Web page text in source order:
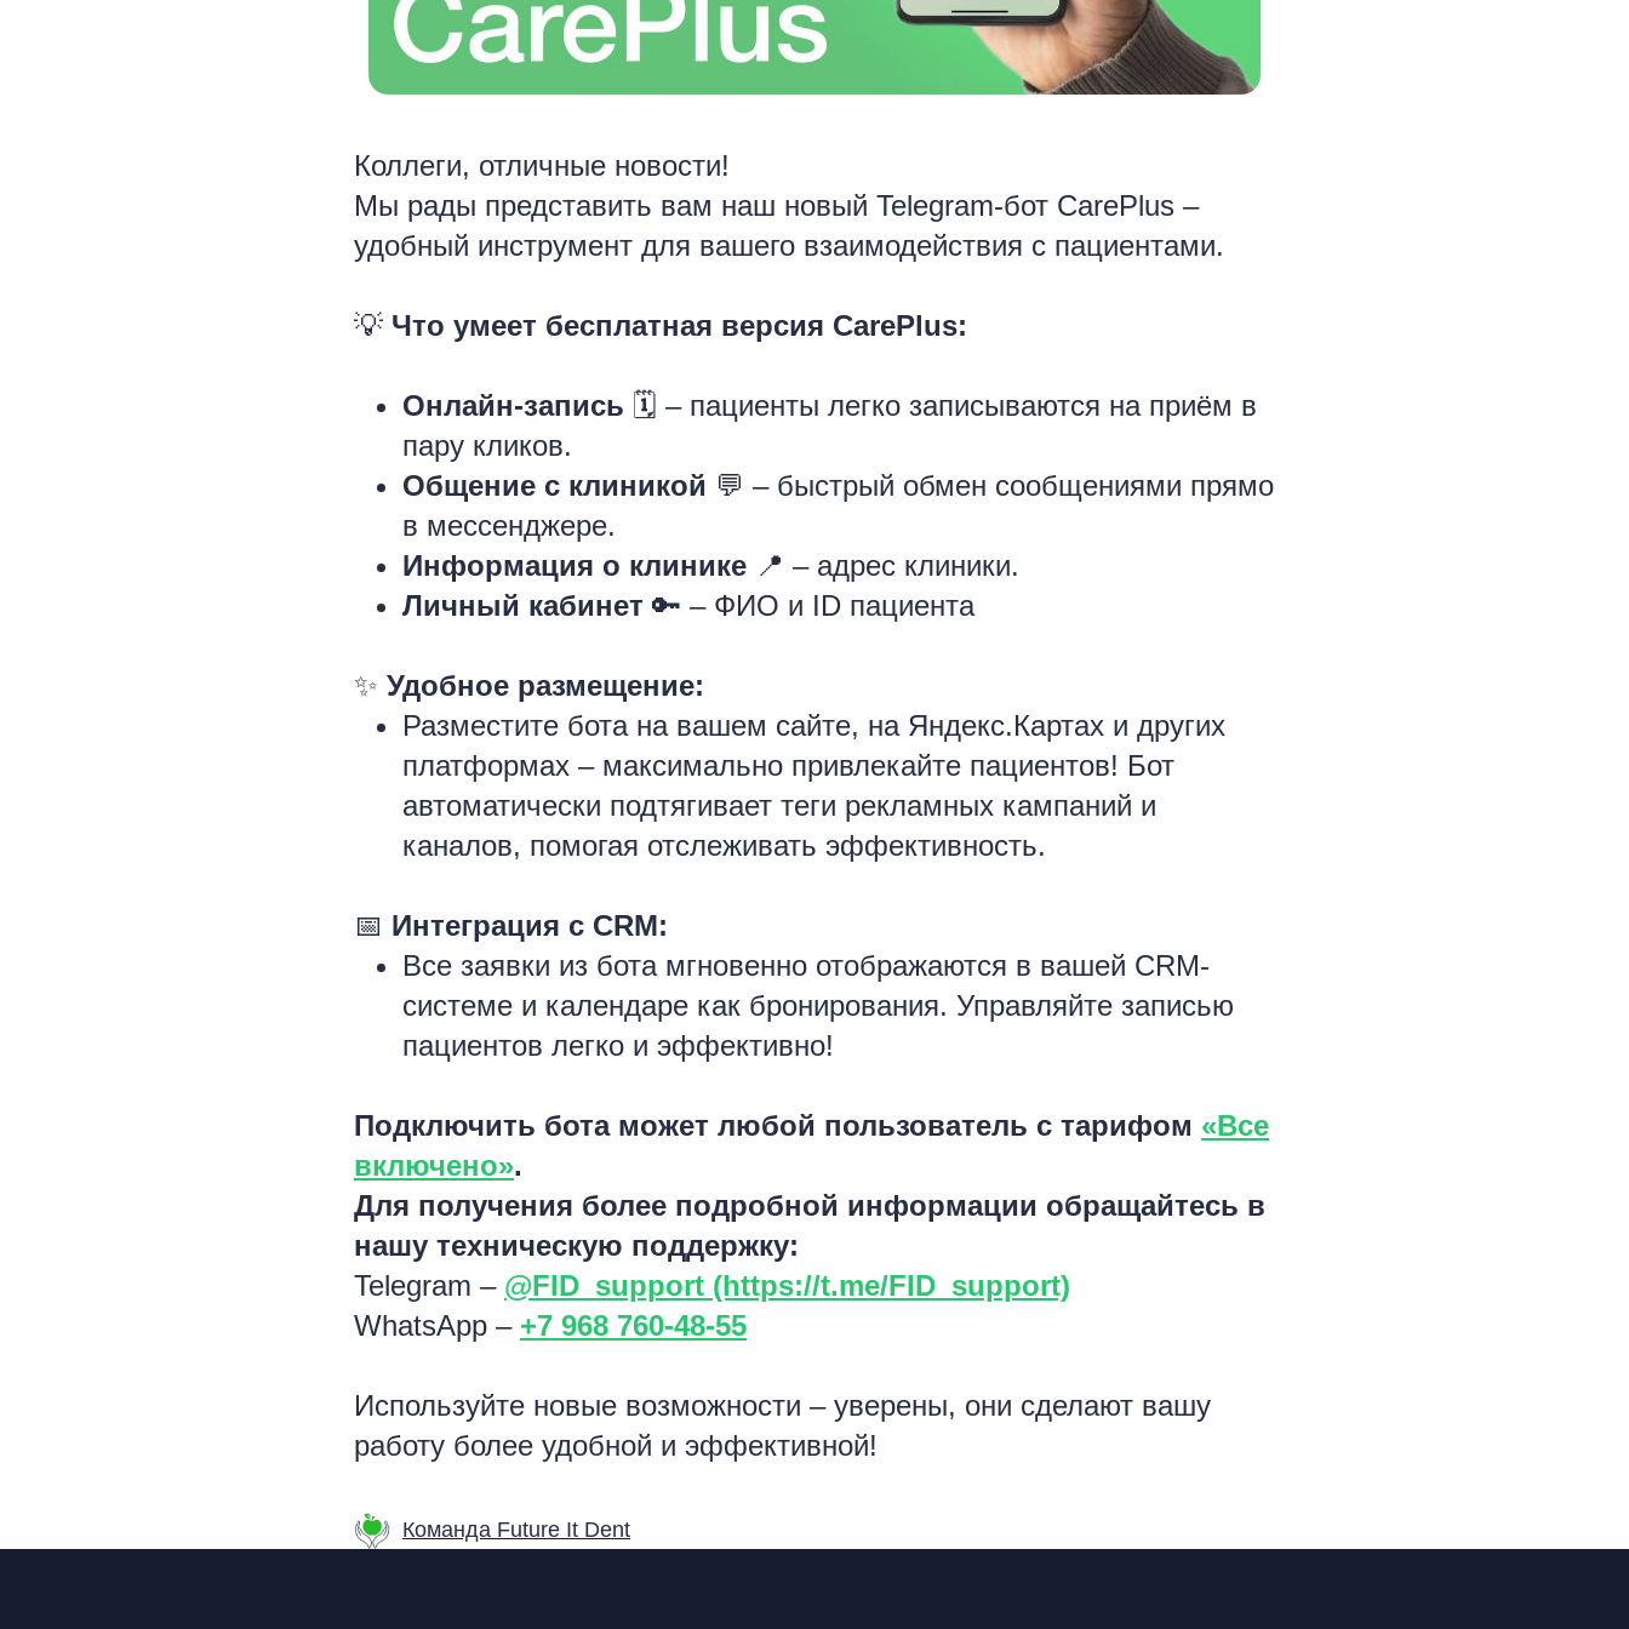
Коллеги, отличные новости!
Мы рады представить вам наш новый Telegram-бот CarePlus –
удобный инструмент для вашего взаимодействия с пациентами.
💡 Что умеет бесплатная версия CarePlus:
Онлайн-запись 🗓 – пациенты легко записываются на приём в
пару кликов.
Общение с клиникой 💬 – быстрый обмен сообщениями прямо
в мессенджере.
Информация о клинике 📍 – адрес клиники.
Личный кабинет 🔑 – ФИО и ID пациента
✨ Удобное размещение:
Разместите бота на вашем сайте, на Яндекс.Картах и других
платформах – максимально привлекайте пациентов! Бот
автоматически подтягивает теги рекламных кампаний и
каналов, помогая отслеживать эффективность.
📅 Интеграция с CRM:
Все заявки из бота мгновенно отображаются в вашей CRM-
системе и календаре как бронирования. Управляйте записью
пациентов легко и эффективно!
Подключить бота может любой пользователь с тарифом «Все
включено».
Для получения более подробной информации обращайтесь в
нашу техническую поддержку:
Telegram – @FID_support (https://t.me/FID_support)
WhatsApp – +7 968 760-48-55
Используйте новые возможности – уверены, они сделают вашу
работу более удобной и эффективной!
Команда Future It Dent